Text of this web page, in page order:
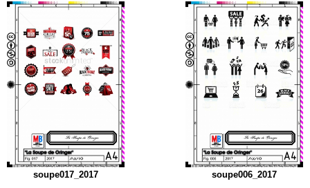
soupe017_2017 soupe006_2017